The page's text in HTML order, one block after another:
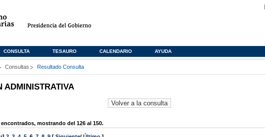
CONSULTA TESAURO CALENDARIO AYUDA
Consultas Resultado Consulta
ADMINISTRATIVA
mostrando del 126 al 150.